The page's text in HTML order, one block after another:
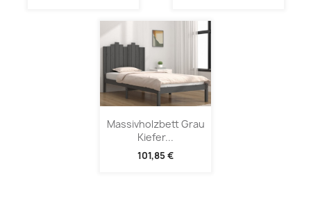
Massivholzbett Grau
Kiefer...
101,85 €